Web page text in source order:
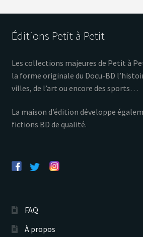
Éditions Petit à Petit
Les collections majeures de Petit à
la forme originale du Docu-BD
villes, de l’art ou encore des sports…
La maison d’édition développe
fictions BD de qualité.
FAQ
À propos